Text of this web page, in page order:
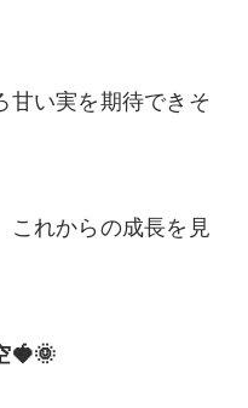
甘い実を期待できそ
これからの成長を見
🍓🌞